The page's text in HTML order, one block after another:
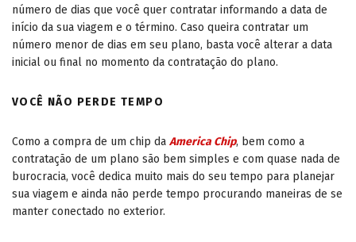
número de dias que você quer contratar informando a data de
início da sua viagem e o término. Caso queira contratar um
número menor de dias em seu plano, basta você alterar a data
inicial ou final no momento da contratação do plano.
VOCÊ NÃO PERDE TEMPO
Como a compra de um chip da America Chip, bem como a
contratação de um plano são bem simples e com quase nada de
burocracia, você dedica muito mais do seu tempo para planejar
sua viagem e ainda não perde tempo procurando maneiras de se
manter conectado no exterior.